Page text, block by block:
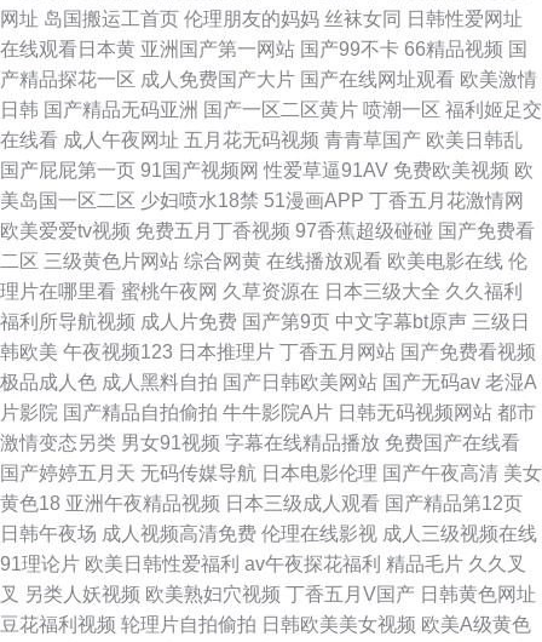
网址 岛国搬运工首页 伦理朋友的妈妈 丝袜女同 日韩性爱网址
在线观看日本黄 亚洲国产第一网站 国产99不卡 66精品视频 国
产精品探花一区 成人免费国产大片 国产在线网址观看 欧美激情
日韩 国产精品无码亚洲 国产一区二区黄片 喷潮一区 福利姬足交
在线看 成人午夜网址 五月花无码视频 青青草国产 欧美日韩乱
国产屁屁第一页 91国产视频网 性爱草逼91AV 免费欧美视频 欧
美岛国一区二区 少妇喷水18禁 51漫画APP 丁香五月花激情网
欧美爱爱tv视频 免费五月丁香视频 97香蕉超级碰碰 国产免费看
二区 三级黄色片网站 综合网黄 在线播放观看 欧美电影在线 伦
理片在哪里看 蜜桃午夜网 久草资源在 日本三级大全 久久福利
福利所导航视频 成人片免费 国产第9页 中文字幕bt原声 三级日
韩欧美 午夜视频123 日本推理片 丁香五月网站 国产免费看视频
极品成人色 成人黑料自拍 国产日韩欧美网站 国产无码av 老湿A
片影院 国产精品自拍偷拍 牛牛影院A片 日韩无码视频网站 都市
激情变态另类 男女91视频 字幕在线精品播放 免费国产在线看
国产婷婷五月天 无码传媒导航 日本电影伦理 国产午夜高清 美女
黄色18 亚洲午夜精品视频 日本三级成人观看 国产精品第12页
日韩午夜场 成人视频高清免费 伦理在线影视 成人三级视频在线
91理论片 欧美日韩性爱福利 av午夜探花福利 精品毛片 久久叉
叉 另类人妖视频 欧美熟妇穴视频 丁香五月V国产 日韩黄色网址
豆花福利视频 轮理片自拍偷拍 日韩欧美美女视频 欧美A级黄色